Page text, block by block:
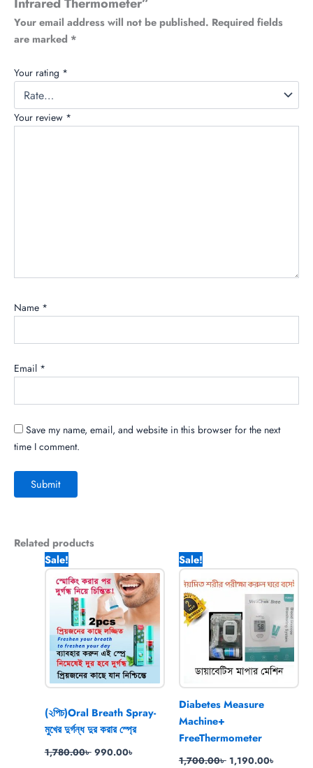
Your email address will not be published. Required fields
are marked *
Your rating *
Your review *
Name *
Email *
Save my name, email, and website in this browser for the next
time I comment.
Related products
Sale!
(২পিচ)Oral Breath Spray-
মুখের দুর্গন্ধ দুর করার স্প্রে
1,780.00৳
price
was:
1,780.00৳ .
990.00৳
price
is:
990.00৳ .
Sale!
Diabetes Measure
Machine+
FreeThermometer
1,700.00৳
price
was:
1,700.00৳ .
1,190.00৳
price
is: